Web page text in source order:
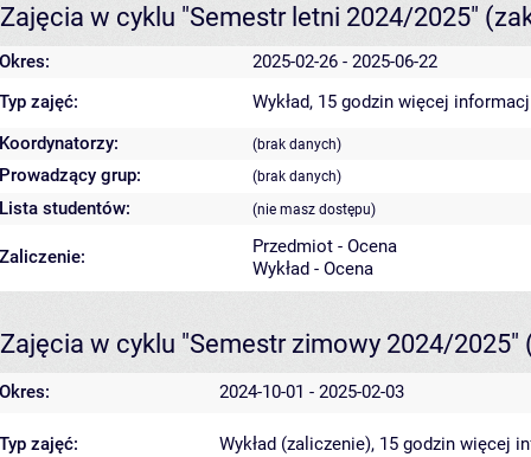
Zajęcia w cyklu "Semestr letni 2024/2025"
Okres:
2025-02-26 - 2025-06-22
Typ zajęć:
Wykład, 15 godzin więcej
Koordynatorzy:
(brak danych)
Prowadzący grup: (brak danych)
Lista studentów: (nie masz dostępu)
Zaliczenie:
Przedmiot - Ocena
Wykład - Ocena
Zajęcia w cyklu "Semestr zimowy 2024/2025"
Okres: 2024-10-01 - 2025-02-03
Typ zajęć: Wykład (zaliczenie), 15 godzin więcej